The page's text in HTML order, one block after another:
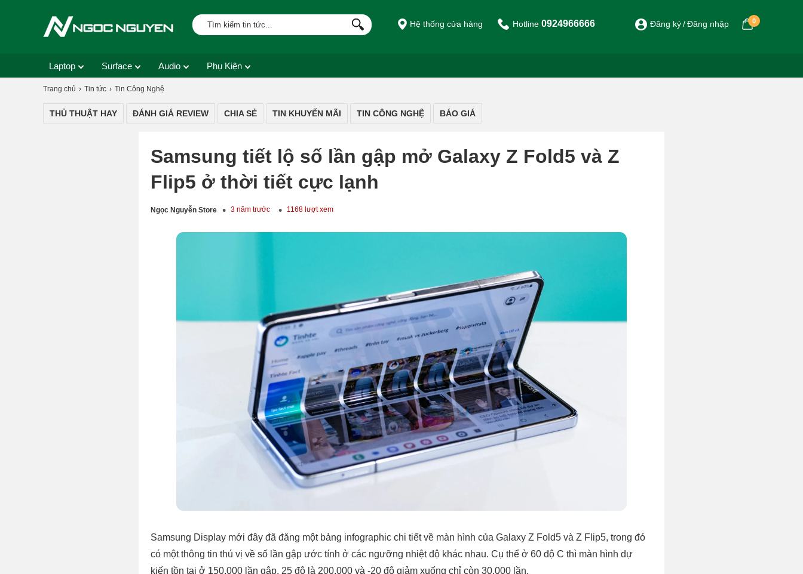
Hệ thống cửa hàng Hotline 0924966666 Đăng ký Đăng nhập 0
Laptop Surface Audio Phụ Kiện
Trang chủ Tin tức Tin Công Nghệ
THỦ THUẬT HAY ĐÁNH GIÁ REVIEW CHIA SẺ TIN KHUYẾN MÃI TIN CÔNG NGHỆ BÁO GIÁ
Samsung tiết lộ số lần gập mở Galaxy Z Fold5 và Z
Flip5 ở thời tiết cực lạnh
Ngọc Nguyễn Store 3 năm trước 1168 lượt xem
Samsung Display mới đây đã đăng một bảng infographic chi tiết về màn hình của Galaxy Z Fold5 và Z Flip5, trong đó
có một thông tin thú vị về số lần gập ước tính ở các ngưỡng nhiệt độ khác nhau. Cụ thể ở 60 độ C thì màn hình dự
kiến tồn tại ở 150.000 lần gập, 25 độ là 200.000 và -20 độ giảm xuống chỉ còn 30.000 lần.